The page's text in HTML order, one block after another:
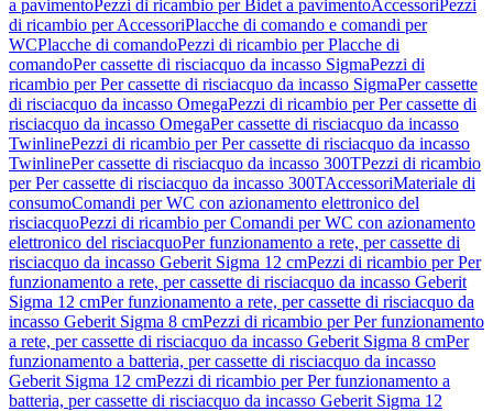
a pavimentoPezzi di ricambio per Bidet a pavimentoAccessoriPezzi
di ricambio per AccessoriPlacche di comando e comandi per
WCPlacche di comandoPezzi di ricambio per Placche di
comandoPer cassette di risciacquo da incasso SigmaPezzi di
ricambio per Per cassette di risciacquo da incasso SigmaPer cassette
di risciacquo da incasso OmegaPezzi di ricambio per Per cassette di
risciacquo da incasso OmegaPer cassette di risciacquo da incasso
TwinlinePezzi di ricambio per Per cassette di risciacquo da incasso
TwinlinePer cassette di risciacquo da incasso 300TPezzi di ricambio
per Per cassette di risciacquo da incasso 300TAccessoriMateriale di
consumoComandi per WC con azionamento elettronico del
risciacquoPezzi di ricambio per Comandi per WC con azionamento
elettronico del risciacquoPer funzionamento a rete, per cassette di
risciacquo da incasso Geberit Sigma 12 cmPezzi di ricambio per Per
funzionamento a rete, per cassette di risciacquo da incasso Geberit
Sigma 12 cmPer funzionamento a rete, per cassette di risciacquo da
incasso Geberit Sigma 8 cmPezzi di ricambio per Per funzionamento
a rete, per cassette di risciacquo da incasso Geberit Sigma 8 cmPer
funzionamento a batteria, per cassette di risciacquo da incasso
Geberit Sigma 12 cmPezzi di ricambio per Per funzionamento a
batteria, per cassette di risciacquo da incasso Geberit Sigma 12